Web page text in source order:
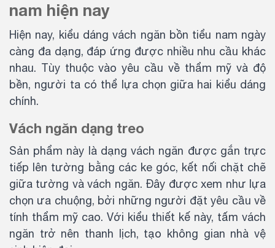
nam hiện nay
Hiện nay, kiểu dáng vách ngăn bồn tiểu nam ngày
càng đa dạng, đáp ứng được nhiều nhu cầu khác
nhau. Tùy thuộc vào yêu cầu về thẩm mỹ và độ
bền, người ta có thể lựa chọn giữa hai kiểu dáng
chính.
Vách ngăn dạng treo
Sản phẩm này là dạng vách ngăn được gắn trực
tiếp lên tường bằng các ke góc, kết nối chặt chẽ
giữa tường và vách ngăn. Đây được xem như lựa
chọn ưa chuộng, bởi những người đặt yêu cầu về
tính thẩm mỹ cao. Với kiểu thiết kế này, tấm vách
ngăn trở nên thanh lịch, tạo không gian nhà vệ